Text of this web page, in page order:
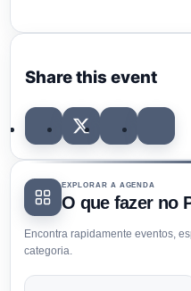
Share this event
EXPLORAR A AGENDA
O que fazer no
Encontra rapidamente eventos,
categoria.